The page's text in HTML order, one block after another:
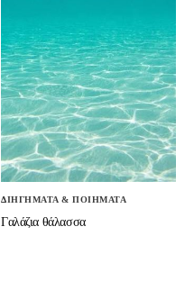
ΔΙΗΓΗΜΑΤΑ & ΠΟΙΗΜΑΤΑ
Γαλάζια θάλασσα